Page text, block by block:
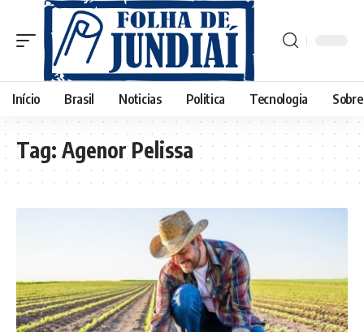
Início Brasil Noticias Politica Tecnologia
Tag: Agenor Pelissa